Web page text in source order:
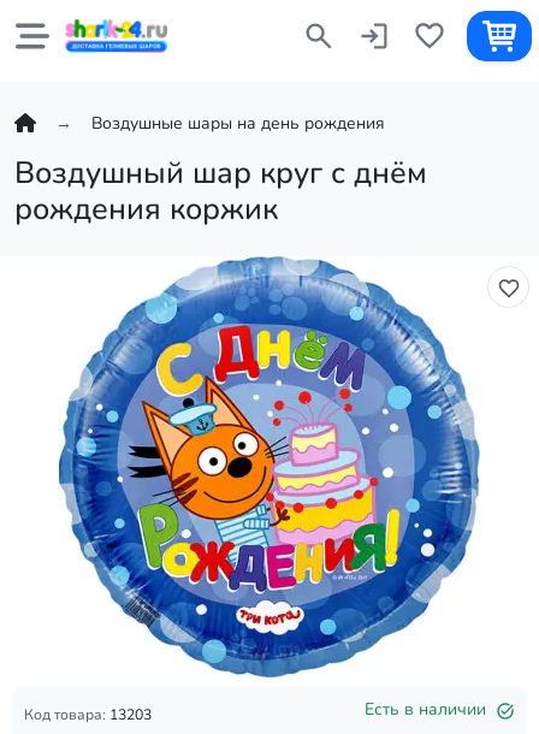
Воздушные шары на день рождения
Воздушный шар круг с днём
рождения коржик
Код товара: 13203 Есть в наличии